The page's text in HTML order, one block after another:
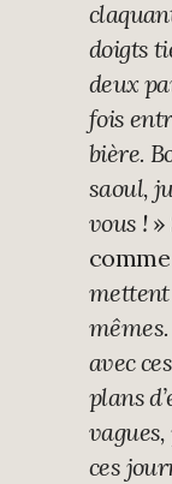
doigts
deux
fois
bière.
saoul,
vous ! »
avec
plans
vagues,
ces